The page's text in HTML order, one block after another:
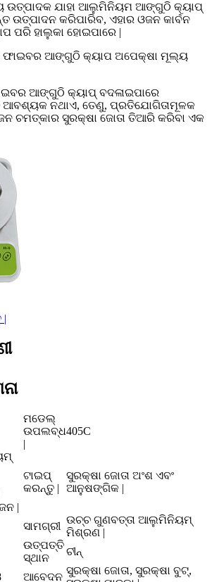
ଉତ୍ପାଦକ ଯାହା ଆଲୁମିନିୟମ ଆଙ୍ଗୁଠି କ୍ୟାପ୍
ଉତ୍ପାଦନ କରିପାରିବ, ଏହାର ଓଜନ କାର୍ବନ
ପରି ହାଲୁକା ହୋଇପାରେ |
ଫାଇବର ଆଙ୍ଗୁଠି କ୍ୟାପ ଅପେକ୍ଷା ମୂଲ୍ୟ
ଆଙ୍ଗୁଠି କ୍ୟାପ୍ ବଦଳାଇପାରେ
ଆବଶ୍ୟକ ନଥାଏ, ତେଣୁ, ପ୍ରତିଯୋଗିତାମୂଳକ
ଚମତ୍କାର ସୁରକ୍ଷା ଜୋତା ତିଆରି କରିବା ଏକ
|
ମଡେଲ୍
ଉପଲବ୍ଧ
|
405C
|
ଟାଇପ୍
କରନ୍ତୁ |
ସୁରକ୍ଷା ଜୋତା ଅଂଶ ଏବଂ
ଆନୁଷଙ୍ଗିକ |
ସାମଗ୍ରୀ
ଉଚ୍ଚ ଗୁଣବତ୍ତା ଆଲୁମିନିୟମ୍
ମିଶ୍ରଣ |
ଉତ୍ପତ୍ତି
ସ୍ଥାନ
ଚୀନ୍
ଆବେଦନ
ସୁରକ୍ଷା ଜୋତା, ସୁରକ୍ଷା ବୁଟ୍,